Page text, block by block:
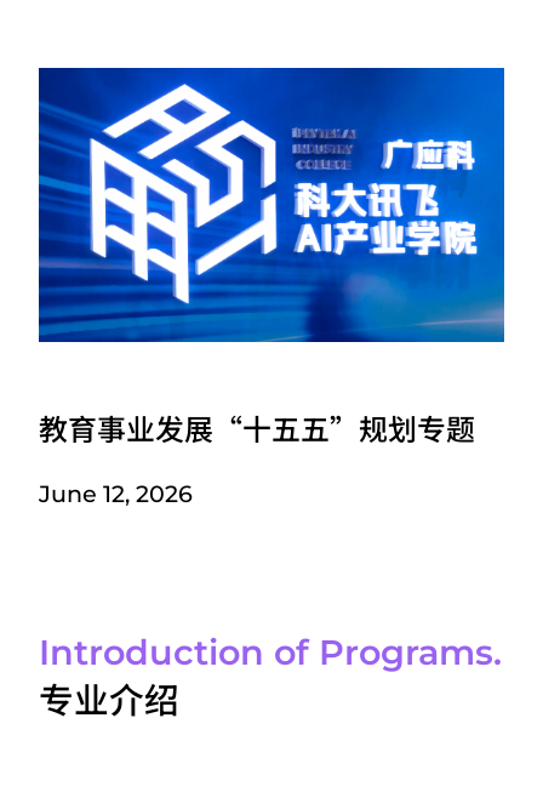
教育事业发展“十五五”规划专题
June 12, 2026
Introduction of Programs.
专业介绍